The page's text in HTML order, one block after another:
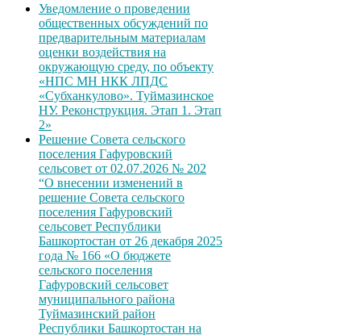
Уведомление о проведении
общественных обсуждений по
предварительным материалам
оценки воздействия на
окружающую среду, по объекту
«НПС МН НКК ЛПДС
«Субханкулово». Туймазинское
НУ. Реконструкция. Этап 1. Этап
2»
Решение Совета сельского
поселения Гафуровский
сельсовет от 02.07.2026 № 202
“О внесении изменений в
решение Совета сельского
поселения Гафуровский
сельсовет Республики
Башкортостан от 26 декабря 2025
года № 166 «О бюджете
сельского поселения
Гафуровский сельсовет
муниципального района
Туймазинский район
Республики Башкортостан на